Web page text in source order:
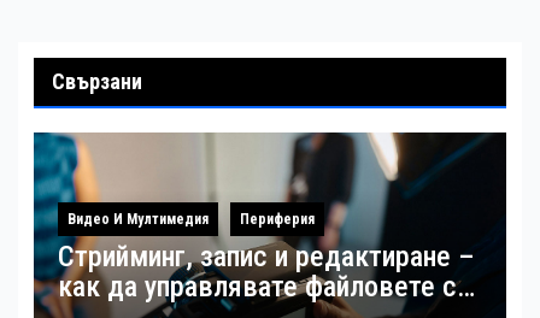
Свързани
Видео И Мултимедия Периферия
Стрийминг, запис и редактиране –
как да управлявате файловете си